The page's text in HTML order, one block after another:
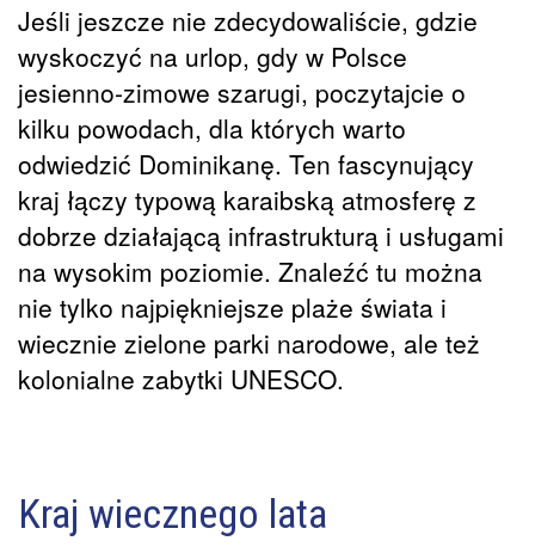
Jeśli jeszcze nie zdecydowaliście, gdzie
wyskoczyć na urlop, gdy w Polsce
jesienno-zimowe szarugi, poczytajcie o
kilku powodach, dla których warto
odwiedzić Dominikanę. Ten fascynujący
kraj łączy typową karaibską atmosferę z
dobrze działającą infrastrukturą i usługami
na wysokim poziomie. Znaleźć tu można
nie tylko najpiękniejsze plaże świata i
wiecznie zielone parki narodowe, ale też
kolonialne zabytki UNESCO.
Kraj wiecznego lata